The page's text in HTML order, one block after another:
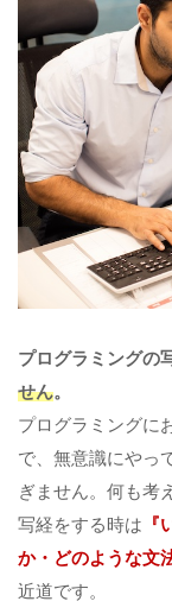
プログラミングの
せん。
プログラミングに
で、無意識にやっ
ぎません。何も考
写経をする時は
か・どのような文
近道です。